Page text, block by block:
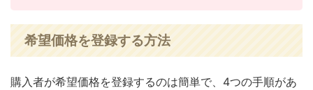
希望価格を登録する方法
購入者が希望価格を登録するのは簡単で、4つの手順があ